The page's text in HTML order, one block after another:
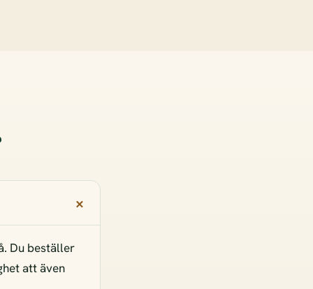
Du beställer
att även